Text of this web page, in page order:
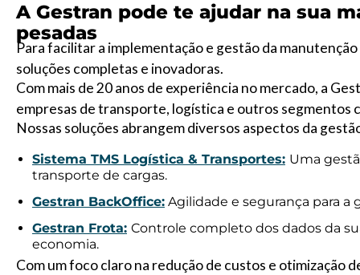
A Gestran pode te ajudar na sua
pesadas
Para facilitar a implementação e gestão da
soluções completas e inovadoras.
Com mais de 20 anos de experiência no mercado, a
empresas de transporte, logística e outros segmentos
Nossas soluções abrangem diversos aspectos da
Sistema TMS Logística & Transportes: Uma
transporte de cargas.
Gestran BackOffice: Agilidade e segurança para a
Gestran Frota: Controle completo dos dados da
economia.
Com um foco claro na redução de custos e otimização